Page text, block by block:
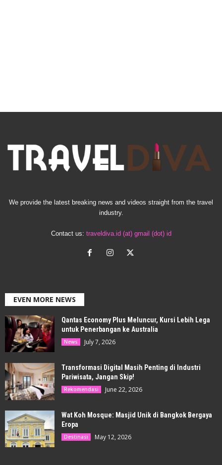
We provide the latest breaking news and videos straight from the travel
industry.
Contact us: traveldiva.id (at) gmail (dot) id
EVEN MORE NEWS
Qantas Economy Plus Meluncur, Kursi Lebih Lega
untuk Penerbangan ke Australia
News July 7, 2026
Transformasi Digital Masih Penting di Industri
Pariwisata, Jangan Skip!
Rekomendasi June 22, 2026
Wat Koh Mosque: Masjid Unik di Bangkok Bergaya
Eropa
Destinasi May 12, 2026